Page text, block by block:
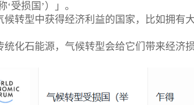
受损国’）」。
转型中获得经济利益的国家，比如拥有
化石能源，气候转型会给它们带来经济损